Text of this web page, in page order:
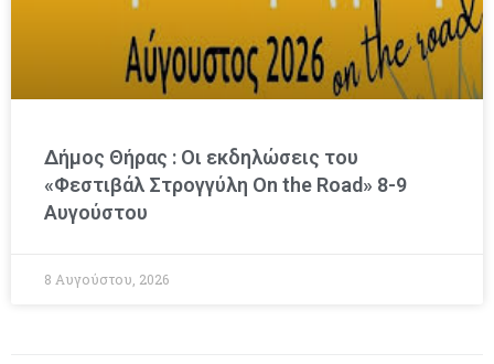
Δήμος Θήρας : Οι εκδηλώσεις του
«Φεστιβάλ Στρογγύλη On the Road» 8-9
Αυγούστου
8 Αυγούστου, 2026